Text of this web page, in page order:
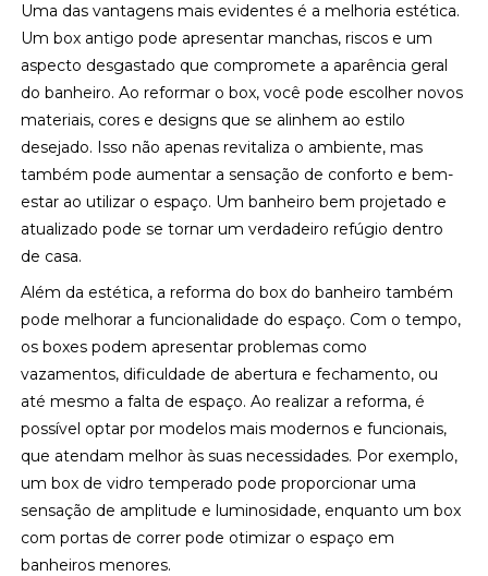
Uma das vantagens mais evidentes é a melhoria estética.
Um box antigo pode apresentar manchas, riscos e um
aspecto desgastado que compromete a aparência geral
do banheiro. Ao reformar o box, você pode escolher novos
materiais, cores e designs que se alinhem ao estilo
desejado. Isso não apenas revitaliza o ambiente, mas
também pode aumentar a sensação de conforto e bem-
estar ao utilizar o espaço. Um banheiro bem projetado e
atualizado pode se tornar um verdadeiro refúgio dentro
de casa.
Além da estética, a reforma do box do banheiro também
pode melhorar a funcionalidade do espaço. Com o tempo,
os boxes podem apresentar problemas como
vazamentos, dificuldade de abertura e fechamento, ou
até mesmo a falta de espaço. Ao realizar a reforma, é
possível optar por modelos mais modernos e funcionais,
que atendam melhor às suas necessidades. Por exemplo,
um box de vidro temperado pode proporcionar uma
sensação de amplitude e luminosidade, enquanto um box
com portas de correr pode otimizar o espaço em
banheiros menores.